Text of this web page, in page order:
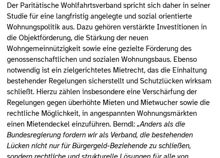
Der Paritätische Wohlfahrtsverband spricht sich daher in seiner
Studie für eine langfristig angelegte und sozial orientierte
Wohnungspolitik aus. Dazu gehören verstärkte Investitionen in
die Objektförderung, die Stärkung der neuen
Wohngemeinnützigkeit sowie eine gezielte Förderung des
genossenschaftlichen und sozialen Wohnungsbaus. Ebenso
notwendig ist ein zielgerichtetes Mietrecht, das die Einhaltung
bestehender Regelungen sicherstellt und Schutzlücken wirksam
schließt. Hierzu zählen insbesondere eine Verschärfung der
Regelungen gegen überhöhte Mieten und Mietwucher sowie die
rechtliche Möglichkeit, in angespannten Wohnungsmärkten
einen Mietendeckel einzuführen. Berndl: „Anders als die
Bundesregierung fordern wir als Verband, die bestehenden
Lücken nicht nur für Bürgergeld-Beziehende zu schließen,